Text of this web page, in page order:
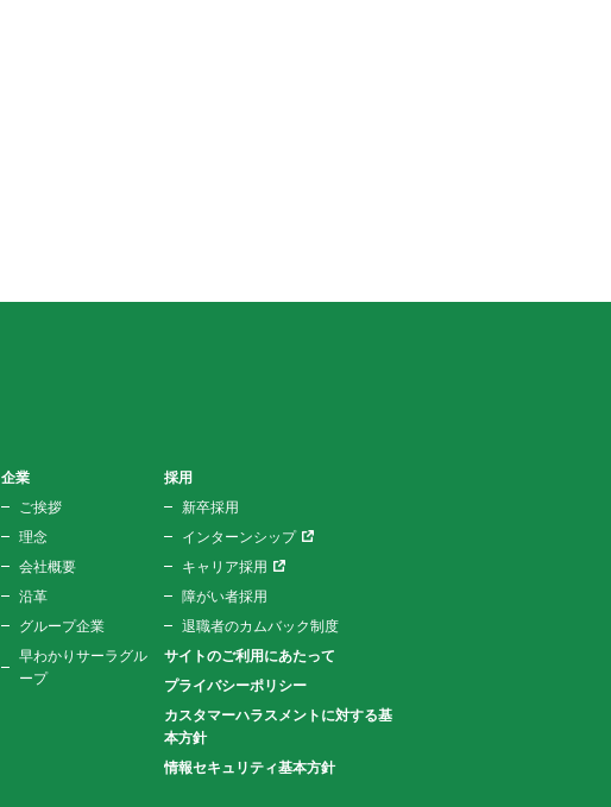
企業
ご挨拶
理念
会社概要
沿革
グループ企業
早わかりサーラグル
ープ
採用
新卒採用
インターンシップ
キャリア採用
障がい者採用
退職者のカムバック制度
サイトのご利用にあたって
プライバシーポリシー
カスタマーハラスメントに対する基
本方針
情報セキュリティ基本方針